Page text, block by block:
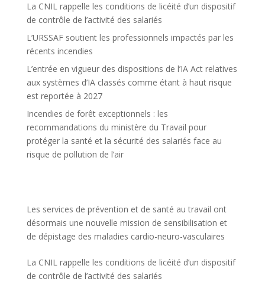
La CNIL rappelle les conditions de licéité d’un dispositif
de contrôle de l’activité des salariés
L’URSSAF soutient les professionnels impactés par les
récents incendies
L’entrée en vigueur des dispositions de l’IA Act relatives
aux systèmes d’IA classés comme étant à haut risque
est reportée à 2027
Incendies de forêt exceptionnels : les
recommandations du ministère du Travail pour
protéger la santé et la sécurité des salariés face au
risque de pollution de l’air
Les services de prévention et de santé au travail ont
désormais une nouvelle mission de sensibilisation et
de dépistage des maladies cardio-neuro-vasculaires
La CNIL rappelle les conditions de licéité d’un dispositif
de contrôle de l’activité des salariés